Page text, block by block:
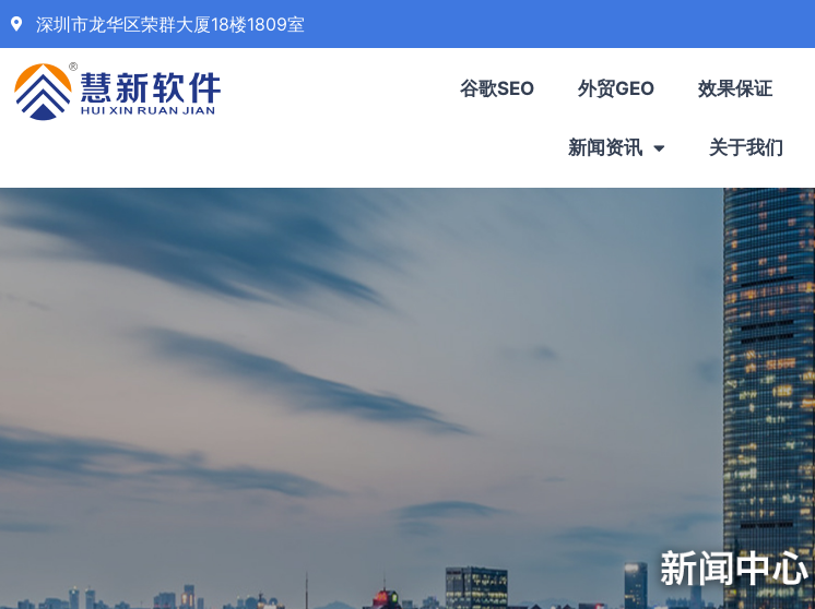
深圳市龙华区荣群大厦18楼1809室
谷歌SEO 外贸GEO 效果保证
新闻资讯 关于我们